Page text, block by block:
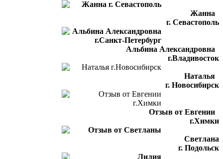
Жанна
г. Севастополь
Альбина Александровна
г.Владивосток
Наталья
г. Новосибирск
Отзыв от Евгении
г.Химки
Светлана
г. Подольск